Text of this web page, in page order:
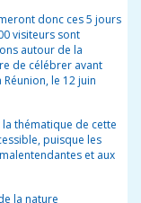
donc ces 5 jours
visiteurs sont
autour de la
de célébrer avant
le 12 juin
thématique de cette
puisque les
et aux
la nature